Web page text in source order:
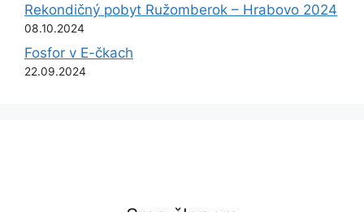
Rekondičný pobyt Ružomberok – Hrabovo 2024
08.10.2024
Fosfor v E-čkach
22.09.2024